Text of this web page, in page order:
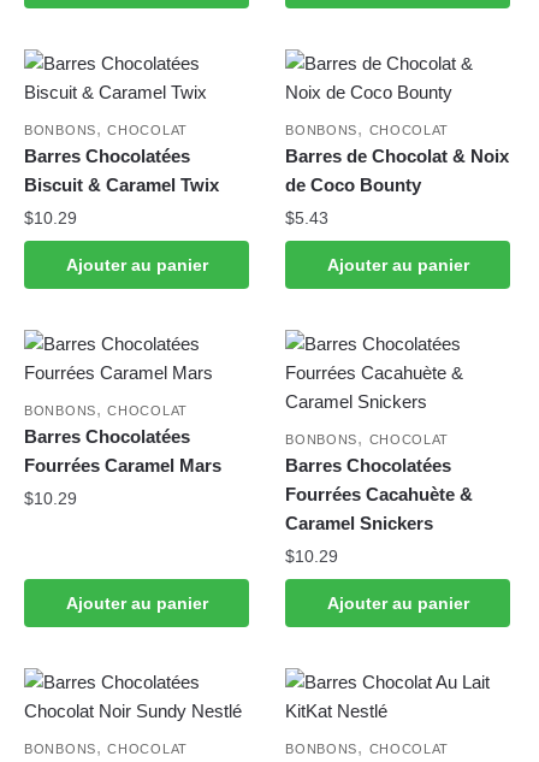
BONBONS,CHOCOLAT
Barres Chocolatées
Biscuit & Caramel Twix
$10.29
Ajouter au panier
BONBONS, CHOCOLAT
Barres de Chocolat & Noix
de Coco Bounty
$5.43
Ajouter au panier
BONBONS,CHOCOLAT
Barres Chocolatées
Fourrées Caramel Mars
$10.29
Ajouter au panier
BONBONS, CHOCOLAT
Barres Chocolatées
Fourrées Cacahuète &
Caramel Snickers
$10.29
Ajouter au panier
BONBONS,CHOCOLAT BONBONS, CHOCOLAT